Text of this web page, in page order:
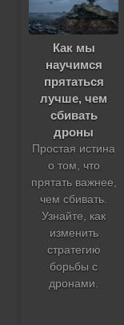
Как мы
научимся
прятаться
лучше, чем
сбивать
дроны
Простая истина
о том, что
прятать важнее,
чем сбивать.
Узнайте, как
изменить
стратегию
борьбы с
дронами.